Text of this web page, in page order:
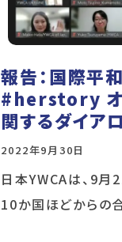
報告：国際平
#herstory オ
関するダイア
2022年9月30日
日本YWCAは、9月
10か国ほどからの